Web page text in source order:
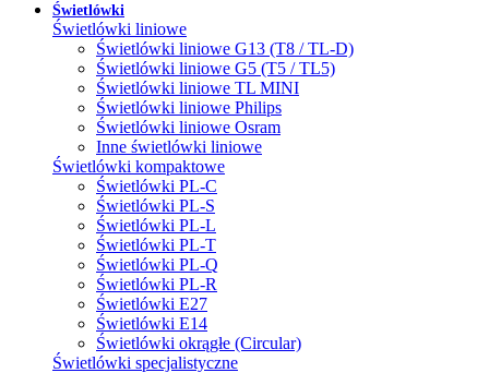
Świetlówki
Świetlówki liniowe
Świetlówki liniowe G13 (T8 / TL-D)
Świetlówki liniowe G5 (T5 / TL5)
Świetlówki liniowe TL MINI
Świetlówki liniowe Philips
Świetlówki liniowe Osram
Inne świetlówki liniowe
Świetlówki kompaktowe
Świetlówki PL-C
Świetlówki PL-S
Świetlówki PL-L
Świetlówki PL-T
Świetlówki PL-Q
Świetlówki PL-R
Świetlówki E27
Świetlówki E14
Świetlówki okrągłe (Circular)
Świetlówki specjalistyczne